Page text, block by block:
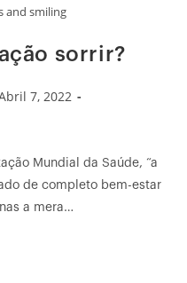
and smiling
sorrir?
7, 2022
Mundial da Saúde, “a
de completo bem-estar
a mera…